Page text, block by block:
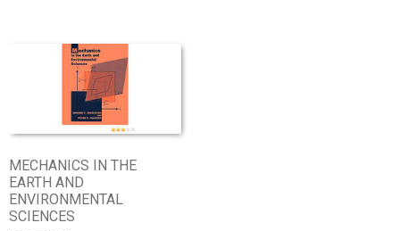
MECHANICS IN THE
EARTH AND
ENVIRONMENTAL
SCIENCES